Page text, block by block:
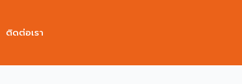
ติดต่อเรา